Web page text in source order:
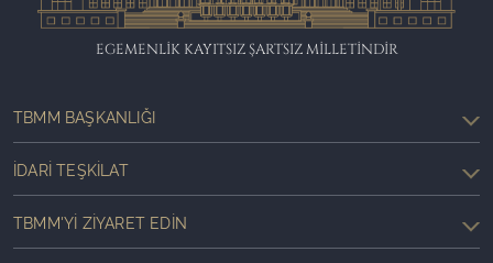
EGEMENLİK KAYITSIZ ŞARTSIZ MİLLETİNDİR
TBMM BAŞKANLIĞI
İDARI TEŞKILAT
TBMM'YI ZIYARET EDIN